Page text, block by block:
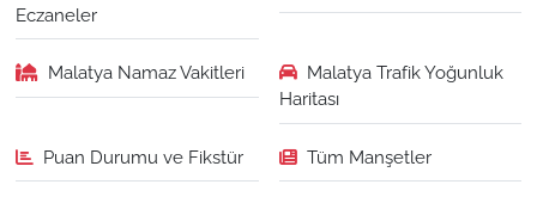
Eczaneler
Malatya Namaz Vakitleri
Malatya Trafik Yoğunluk
Haritası
Puan Durumu ve Fikstür Tüm Manşetler